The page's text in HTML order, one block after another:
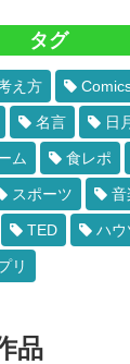
タグ
え方
名言 日
ム 食レポ
スポーツ 音
TED ハウ
リ
品